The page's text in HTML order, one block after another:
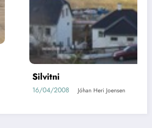
Jóhan Heri Joensen